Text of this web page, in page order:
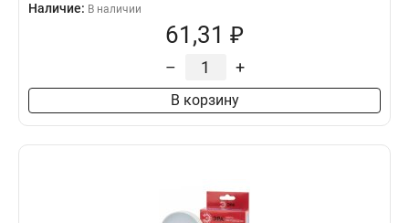
Наличие: В наличии
61,31 ₽
– +
В корзину